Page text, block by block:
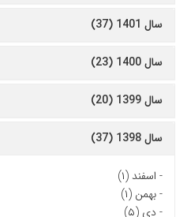
سال 1401 (37)
سال 1400 (23)
سال 1399 (20)
سال 1398 (37)
- اسفند (۱)
-بهمن (۱)
- دی (۵)